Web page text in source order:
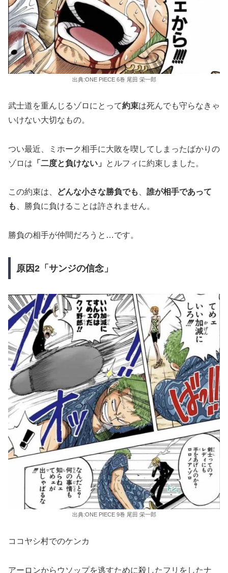
出典:ONE PIECE 6巻 尾田 栄一郎
武士道を重んじるゾロにとって約束は死んでも守らなきゃ
いけない大切なもの。
つい最近、ミホーク相手に大敗を喫してしまったばかりの
ゾロは 「二度と負けない」 とルフィに約束しました。
この約束は、 どんな小さな勝負でも
誰が相手であって
も
、勝負に負けることは許されません。
勝負の相手が仲間だろうと…です。
原因2「サンジの信念」
出典:ONE PIECE 9巻 尾田 栄一郎
ココヤシ村でのケンカ
アーロンからウソップを逃すために殺したフリをしたナ